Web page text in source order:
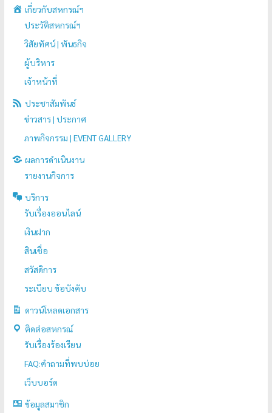
เกี่ยวกับสหกรณ์ฯ
ประวัติสหกรณ์ฯ
วิสัยทัศน์ | พันธกิจ
ผู้บริหาร
เจ้าหน้าที่
ประชาสัมพันธ์
ข่าวสาร | ประกาศ
ภาพกิจกรรม | EVENT GALLERY
ผลการดำเนินงาน
รายงานกิจการ
บริการ
รับเรื่องออนไลน์
เงินฝาก
สินเชื่อ
สวัสดิการ
ระเบียบ ข้อบังคับ
ดาวน์โหลดเอกสาร
ติดต่อสหกรณ์
รับเรื่องร้องเรียน
FAQ:คำถามที่พบบ่อย
เว็บบอร์ด
ข้อมูลสมาชิก